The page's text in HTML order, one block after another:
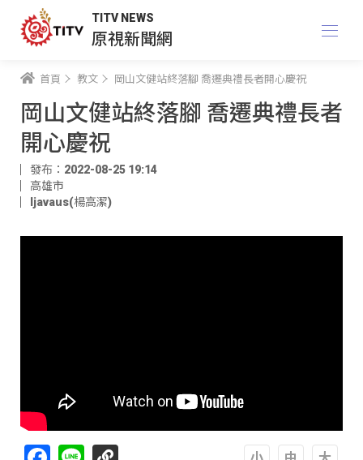
TITV NEWS
原視新聞網
首頁 教文 岡山文健站終落腳 喬遷典禮長者開心慶祝
岡山文健站終落腳 喬遷典禮長者
開心慶祝
發布：2022-08-25 19:14
高雄市
ljavaus(楊高潔)
Facebook
Line